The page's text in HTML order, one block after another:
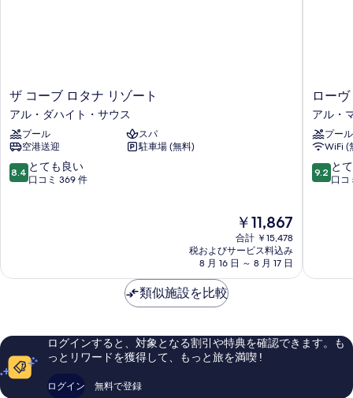
ザ
コ
ー
ブ
ロ
タ
ナ
ダ
サ
ス
ザ コーブ ロタナ リゾート
アル・ダハイト・サウス
プール
スパ
空港送迎
駐車場 (無料)
10
段
良
ミ
件
件
8.4 とても良い
口コミ 369 件
現
在
の
料
金
￥11,867
合計 ￥15,478
税およびサービス料込み
8 月 16 日 ～ 8 月 17 日
ロ
ー
ヴ
ア
ル
マ
ル
ン
マ
ル
ロー
アル・
プール
WiFi (
10
段
素
い、
口
9.2 と
口コ
類似施設を比較
ログインすると、対象となる割引や特典を確認できます。も
っとリワードを獲得して、もっと旅を満喫 !
ログイン 無料で登録